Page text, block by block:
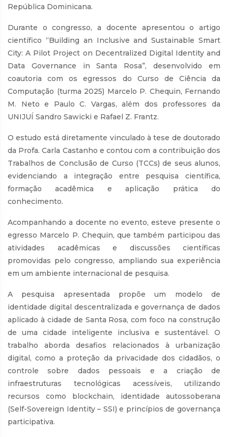
República Dominicana.
Durante o congresso, a docente apresentou o artigo
científico “Building an Inclusive and Sustainable Smart
City: A Pilot Project on Decentralized Digital Identity and
Data Governance in Santa Rosa”, desenvolvido em
coautoria com os egressos do Curso de Ciência da
Computação (turma 2025) Marcelo P. Chequin, Fernando
M. Neto e Paulo C. Vargas, além dos professores da
UNIJUÍ Sandro Sawicki e Rafael Z. Frantz.
O estudo está diretamente vinculado à tese de doutorado
da Profa. Carla Castanho e contou com a contribuição dos
Trabalhos de Conclusão de Curso (TCCs) de seus alunos,
evidenciando a integração entre pesquisa científica,
formação acadêmica e aplicação prática do
conhecimento.
Acompanhando a docente no evento, esteve presente o
egresso Marcelo P. Chequin, que também participou das
atividades acadêmicas e discussões científicas
promovidas pelo congresso, ampliando sua experiência
em um ambiente internacional de pesquisa.
A pesquisa apresentada propõe um modelo de
identidade digital descentralizada e governança de dados
aplicado à cidade de Santa Rosa, com foco na construção
de uma cidade inteligente inclusiva e sustentável. O
trabalho aborda desafios relacionados à urbanização
digital, como a proteção da privacidade dos cidadãos, o
controle sobre dados pessoais e a criação de
infraestruturas tecnológicas acessíveis, utilizando
recursos como blockchain, identidade autossoberana
(Self-Sovereign Identity – SSI) e princípios de governança
participativa.